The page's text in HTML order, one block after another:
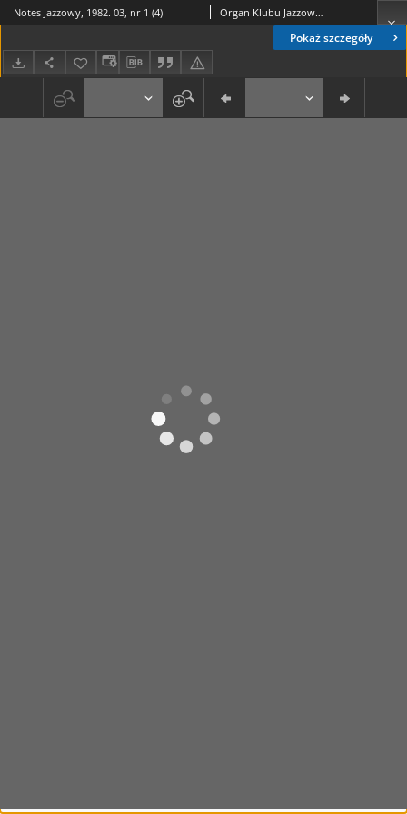
Pokaż szczegóły
Notes Jazzowy, 1982. 03, nr 1 (4) Organ Klubu Jazzowego "Rotunda"